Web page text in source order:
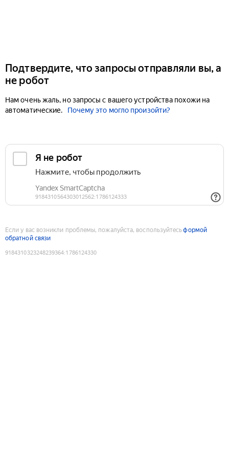
Подтвердите, что запросы отправляли вы, а
не робот
Нам очень жаль, но запросы с вашего устройства похожи на
автоматические.
Почему это могло произойти?
Если у вас возникли проблемы, пожалуйста, воспользуйтесьформой
обратной связи
9184310323248239364:1786124330